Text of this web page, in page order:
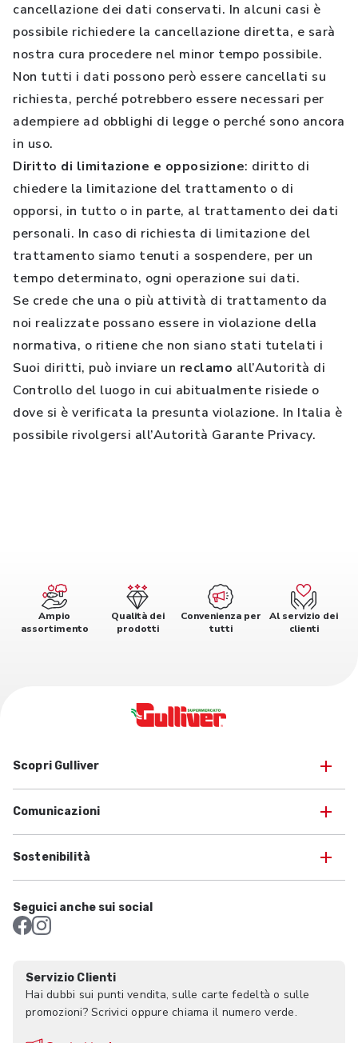
cancellazione dei dati conservati. In alcuni casi è
possibile richiedere la cancellazione diretta, e sarà
nostra cura procedere nel minor tempo possibile.
Non tutti i dati possono però essere cancellati su
richiesta, perché potrebbero essere necessari per
adempiere ad obblighi di legge o perché sono ancora
in uso.
Diritto di limitazione e opposizione: diritto di
chiedere la limitazione del trattamento o di
opporsi, in tutto o in parte, al trattamento dei dati
personali. In caso di richiesta di limitazione del
trattamento siamo tenuti a sospendere, per un
tempo determinato, ogni operazione sui dati.
Se crede che una o più attività di trattamento da
noi realizzate possano essere in violazione della
normativa, o ritiene che non siano stati tutelati i
Suoi diritti, può inviare un reclamo all’Autorità di
Controllo del luogo in cui abitualmente risiede o
dove si è verificata la presunta violazione. In Italia è
possibile rivolgersi all’Autorità Garante Privacy.
Ampio
assortimento
Qualità dei
prodotti
Convenienza per
tutti
Al servizio dei
clienti
Scopri Gulliver
Comunicazioni
Sostenibilità
Seguici anche sui social
Servizio Clienti
Hai dubbi sui punti vendita, sulle carte fedeltà o sulle
promozioni? Scrivici oppure chiama il numero verde.